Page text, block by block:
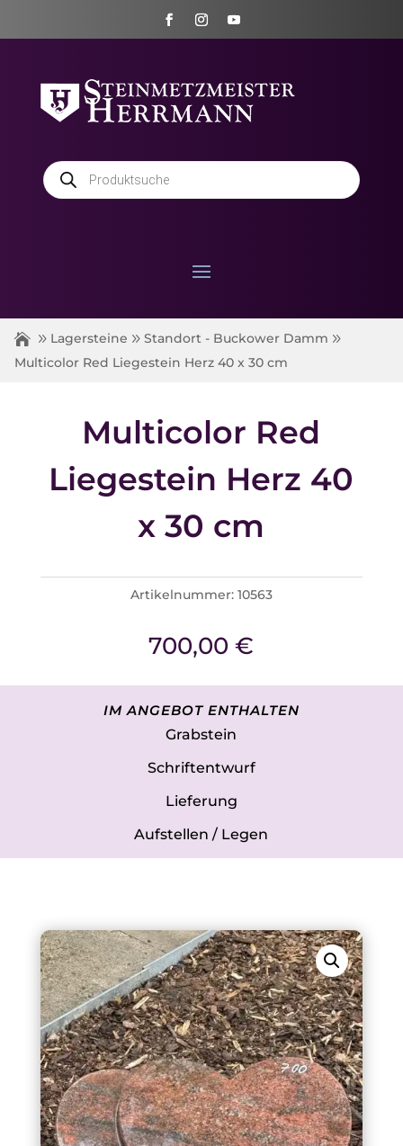
Products
search
Lagersteine
Standort - Buckower Damm
Multicolor Red Liegestein Herz 40 x 30 cm
Multicolor Red
Liegestein Herz 40
x 30 cm
Artikelnummer: 10563
700,00€
IM ANGEBOT ENTHALTEN
Grabstein
Schriftentwurf
Lieferung
Aufstellen / Legen